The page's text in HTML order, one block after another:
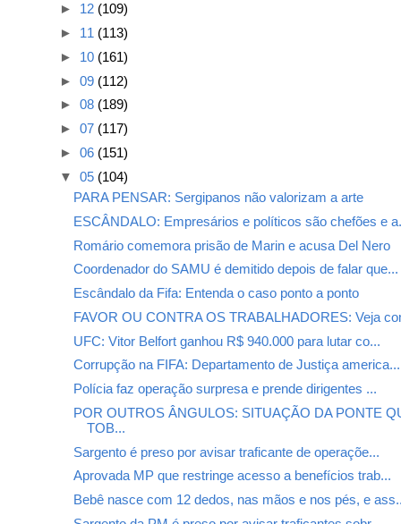
► 12 (109)
► 11 (113)
► 10 (161)
► 09 (112)
► 08 (189)
► 07 (117)
► 06 (151)
▼ 05 (104)
PARA PENSAR: Sergipanos não valorizam a arte
ESCÂNDALO: Empresários e políticos são chefões e
Romário comemora prisão de Marin e acusa Del Nero
Coordenador do SAMU é demitido depois de falar que...
Escândalo da Fifa: Entenda o caso ponto a ponto
FAVOR OU CONTRA OS TRABALHADORES: Veja
UFC: Vitor Belfort ganhou R$ 940.000 para lutar co...
Corrupção na FIFA: Departamento de Justiça america...
Polícia faz operação surpresa e prende dirigentes ...
POR OUTROS ÂNGULOS: SITUAÇÃO DA PONTE
TOB...
Sargento é preso por avisar traficante de operaçõe...
Aprovada MP que restringe acesso a benefícios trab...
Bebê nasce com 12 dedos, nas mãos e nos pés, e